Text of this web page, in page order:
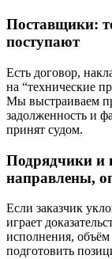
Поставщики:
поступают
Есть договор,
на “технические
Мы выстраиваем
задолженность и
принят судом.
Подрядчики и
направлены,
Если заказчик
играет
исполнения,
подготовить